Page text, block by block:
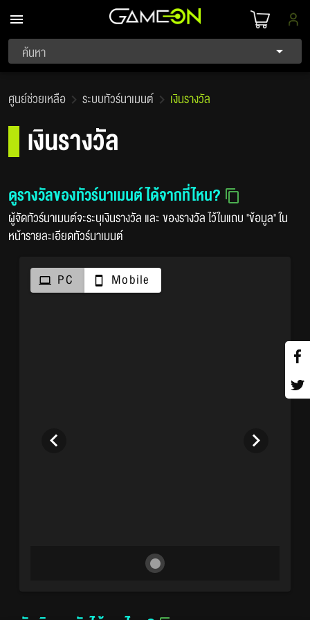
ค้นหา
ศูนย์ช่วยเหลือ ระบบทัวร์นาเมนต์ เงินรางวัล
เงินรางวัล
ดูรางวัลของทัวร์นาเมนต์ได้จากที่ไหน?
ผู้จัดทัวร์นาเมนต์จะระบุเงินรางวัล และ ของรางวัล ไว้ในแถบ "ข้อมูล" ใน
หน้ารายละเอียดทัวร์นาเมนต์
PC Mobile